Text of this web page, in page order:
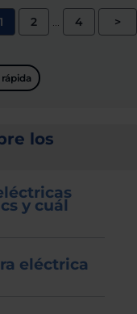
1 2 ... 4 >
los
y cuál
eléctrica